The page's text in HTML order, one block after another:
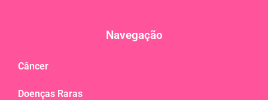
Navegação
Câncer
Doenças Raras